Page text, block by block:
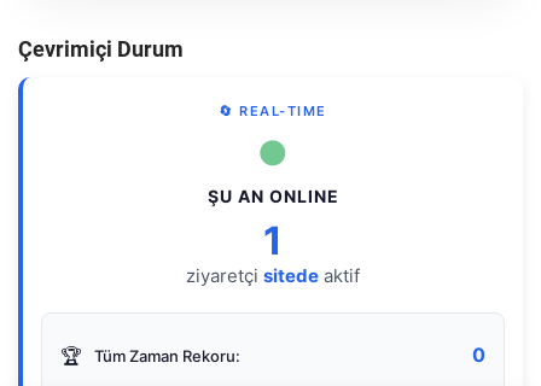
Çevrimiçi Durum
🔄 REAL-TIME
●
ŞU AN ONLINE
1
ziyaretçi sitede aktif
🏆 Tüm Zaman Rekoru: 0